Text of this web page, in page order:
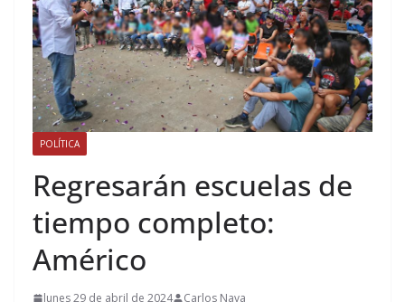
POLÍTICA
Regresarán escuelas de
tiempo completo:
Américo
lunes 29 de abril de 2024 Carlos Nava